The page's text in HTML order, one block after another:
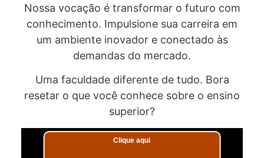
Nossa vocação é transformar o futuro com
conhecimento. Impulsione sua carreira em
um ambiente inovador e conectado às
demandas do mercado.
Uma faculdade diferente de tudo. Bora
resetar o que você conhece sobre o ensino
superior?